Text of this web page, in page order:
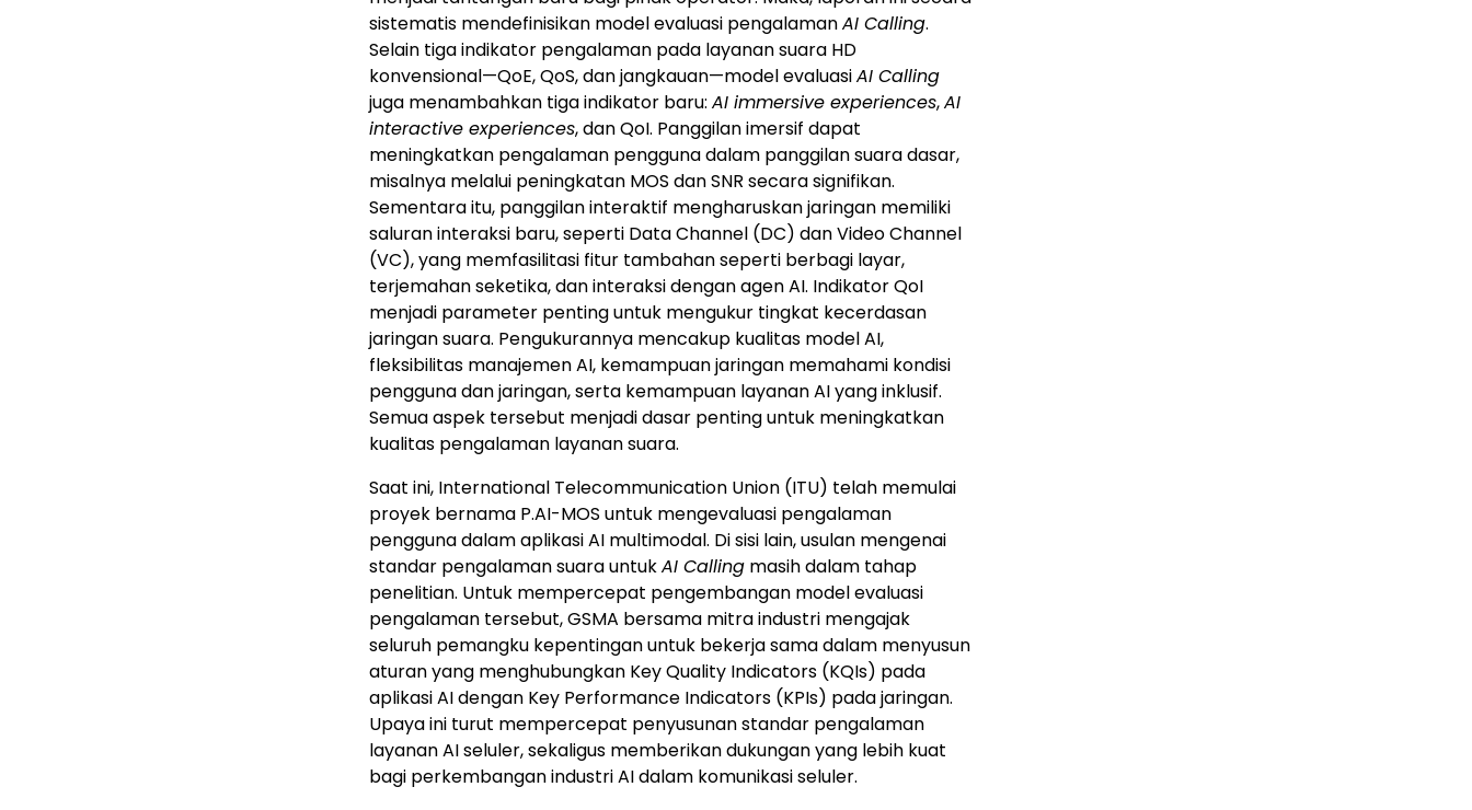
sistematis mendefinisikan model evaluasi pengalamanAI Calling.
Selain tiga indikator pengalaman pada layanan suara HD
konvensional—QoE, QoS, dan jangkauan—model evaluasiAI Calling
juga menambahkan tiga indikator baru: AI immersive experiences,AI
interactive experiences, dan QoI. Panggilan imersif dapat
meningkatkan pengalaman pengguna dalam panggilan suara dasar,
misalnya melalui peningkatan MOS dan SNR secara signifikan.
Sementara itu, panggilan interaktif mengharuskan jaringan memiliki
saluran interaksi baru, seperti Data Channel (DC) dan Video Channel
(VC), yang memfasilitasi fitur tambahan seperti berbagi layar,
terjemahan seketika, dan interaksi dengan agen AI. Indikator QoI
menjadi parameter penting untuk mengukur tingkat kecerdasan
jaringan suara. Pengukurannya mencakup kualitas model AI,
fleksibilitas manajemen AI, kemampuan jaringan memahami kondisi
pengguna dan jaringan, serta kemampuan layanan AI yang inklusif.
Semua aspek tersebut menjadi dasar penting untuk meningkatkan
kualitas pengalaman layanan suara.
Saat ini, International Telecommunication Union (ITU) telah memulai
proyek bernama P.AI-MOS untuk mengevaluasi pengalaman
pengguna dalam aplikasi AI multimodal. Di sisi lain, usulan mengenai
standar pengalaman suara untukAI Calling masih dalam tahap
penelitian. Untuk mempercepat pengembangan model evaluasi
pengalaman tersebut, GSMA bersama mitra industri mengajak
seluruh pemangku kepentingan untuk bekerja sama dalam menyusun
aturan yang menghubungkan Key Quality Indicators (KQIs) pada
aplikasi AI dengan Key Performance Indicators (KPIs) pada jaringan.
Upaya ini turut mempercepat penyusunan standar pengalaman
layanan AI seluler, sekaligus memberikan dukungan yang lebih kuat
bagi perkembangan industri AI dalam komunikasi seluler.